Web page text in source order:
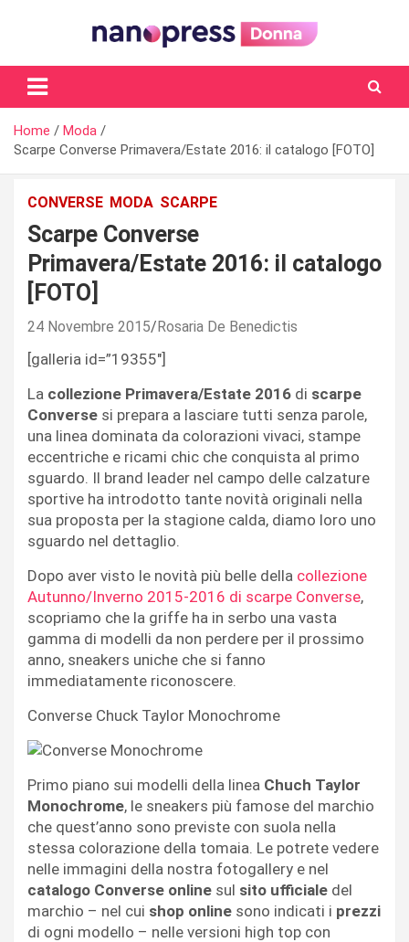
Il magazine femminile di Nanopress.it
Home
Moda
Scarpe Converse Primavera/Estate 2016: il catalogo [FOTO]
CONVERSE MODA SCARPE
Scarpe Converse
Primavera/Estate 2016: il catalogo
[FOTO]
24 Novembre 2015 Rosaria De Benedictis
[galleria id=”19355″]
La collezione Primavera/Estate 2016 di scarpe
Converse si prepara a lasciare tutti senza parole,
una linea dominata da colorazioni vivaci, stampe
eccentriche e ricami chic che conquista al primo
sguardo. Il brand leader nel campo delle calzature
sportive ha introdotto tante novità originali nella
sua proposta per la stagione calda, diamo loro uno
sguardo nel dettaglio.
Dopo aver visto le novità più belle della collezione
Autunno/Inverno 2015-2016 di scarpe Converse,
scopriamo che la griffe ha in serbo una vasta
gamma di modelli da non perdere per il prossimo
anno, sneakers uniche che si fanno
immediatamente riconoscere.
Converse Chuck Taylor Monochrome
Primo piano sui modelli della linea Chuch Taylor
Monochrome, le sneakers più famose del marchio
che quest’anno sono previste con suola nella
stessa colorazione della tomaia. Le potrete vedere
nelle immagini della nostra fotogallery e nel
catalogo Converse online sul sito ufficiale del
marchio – nel cui shop online sono indicati i prezzi
di ogni modello – nelle versioni high top con